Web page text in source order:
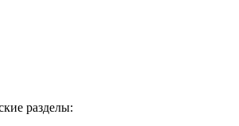
разделы: